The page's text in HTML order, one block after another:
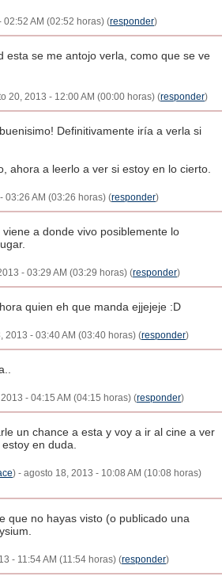
AM (02:52 horas) (responder)
esta se me antojo verla, como que se ve
20, 2013 - 12:00 AM (00:00 horas) (responder)
Definitivamente iría a verla si
ahora a leerlo a ver si estoy en lo cierto.
03:26 AM (03:26 horas) (responder)
a donde vivo posiblemente lo
- 03:29 AM (03:29 horas) (responder)
quien eh que manda ejjejeje :D
2013 - 03:40 AM (03:40 horas) (responder)
- 04:15 AM (04:15 horas) (responder)
un chance a esta y voy a ir al cine a ver
en duda.
) - agosto 18, 2013 - 10:08 AM (10:08 horas)
que no hayas visto (o publicado una
- 11:54 AM (11:54 horas) (responder)